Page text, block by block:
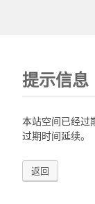
提示信息
本站空间已经过
过期时间延续。
返回